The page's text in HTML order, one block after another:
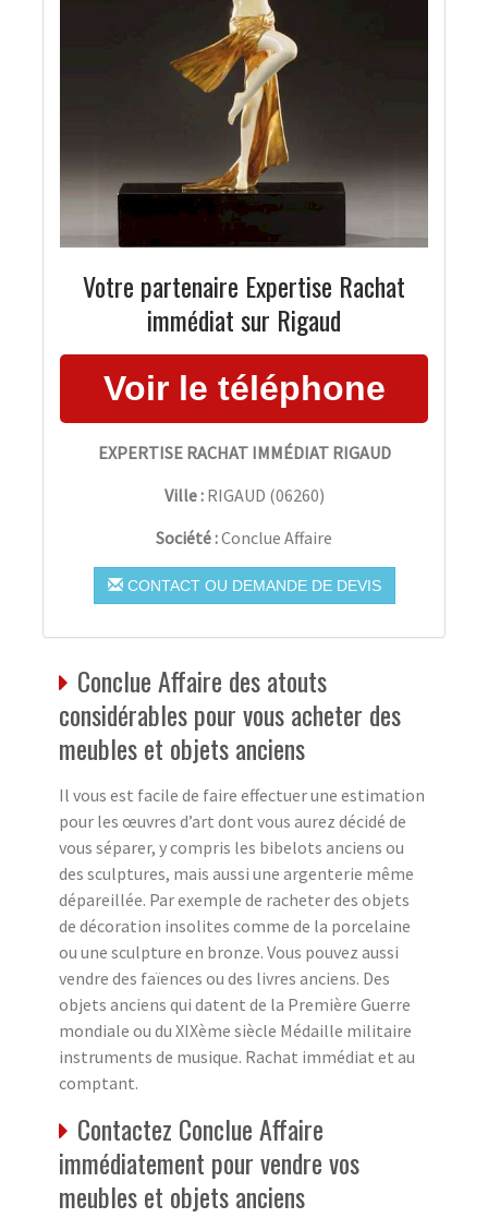
Votre partenaire Expertise Rachat
immédiat sur Rigaud
EXPERTISE RACHAT IMMÉDIAT RIGAUD
Ville : RIGAUD (06260)
Société :Conclue Affaire
CONTACT OU DEMANDE DE DEVIS
Conclue Affaire des atouts
considérables pour vous acheter des
meubles et objets anciens
Il vous est facile de faire effectuer une estimation
pour les œuvres d’art dont vous aurez décidé de
vous séparer, y compris les bibelots anciens ou
des sculptures, mais aussi une argenterie même
dépareillée. Par exemple de racheter des objets
de décoration insolites comme de la porcelaine
ou une sculpture en bronze. Vous pouvez aussi
vendre des faïences ou des livres anciens. Des
objets anciens qui datent de la Première Guerre
mondiale ou du XIXème siècle Médaille militaire
instruments de musique. Rachat immédiat et au
comptant.
Contactez Conclue Affaire
immédiatement pour vendre vos
meubles et objets anciens